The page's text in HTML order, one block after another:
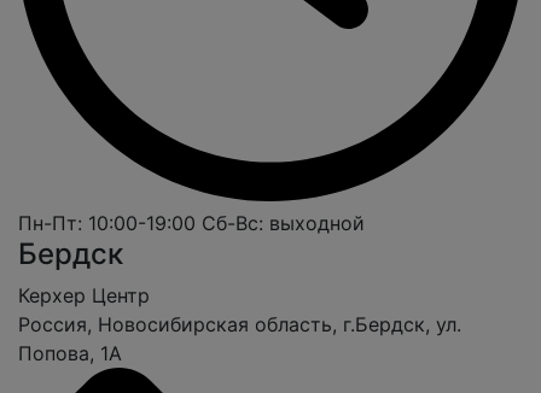
Пн-Пт: 10:00-19:00 Сб-Вс: выходной
Бердск
Керхер Центр
Россия, Новосибирская область, г.Бердск, ул.
Попова, 1А